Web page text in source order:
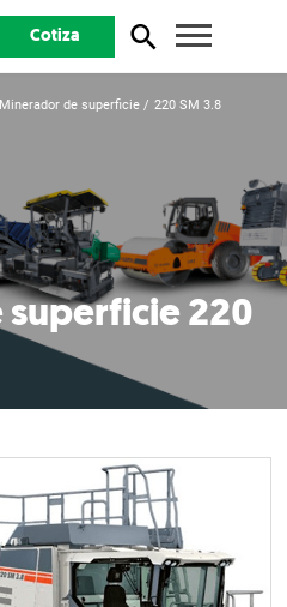
Cotiza
Minerador de superficie 220 SM 3.8
220